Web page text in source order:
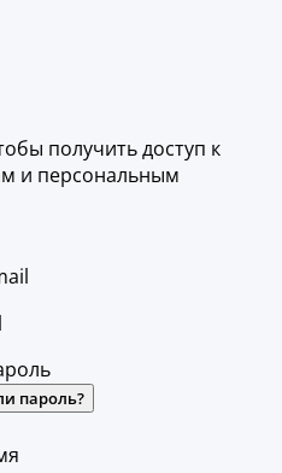
получить доступ к
и персональным
пароль?